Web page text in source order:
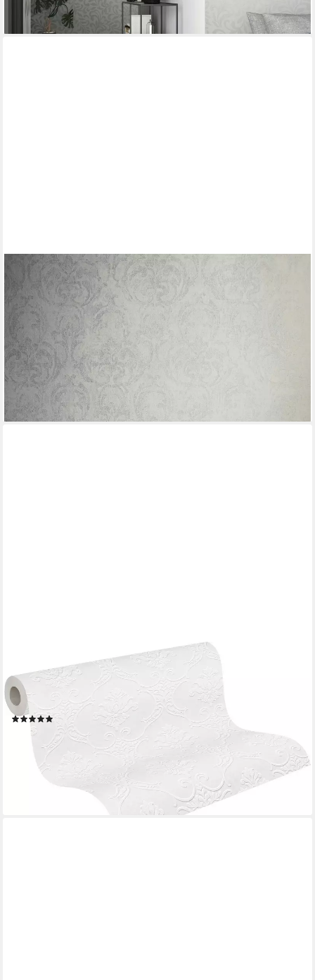
MARBURG
Vliestapete Regal Radiance, ornamental, moderne Tapete für
Wohnzimmer Schlafzimmer Küche
ab 14,56 €
UVP 32,95 €
(2,73 €/ 1 qm)
-56%
lieferbar - in 3-4 Werktagen bei dir
Vliestapete Meistervlies, strukturiert, Barock, gemustert,
ornamental, Ornament Tapete Barock Überstreichbar Tapeten
Wohnzimmer modern Design
(3)
ab 25,23 € UVP
42,95 €
(4,73 €/ 1 qm)
lieferbar - in 2-3 Werktagen bei dir